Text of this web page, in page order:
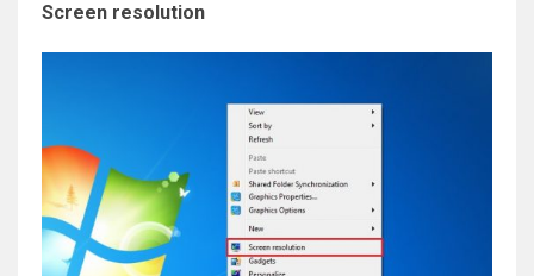
Screen resolution